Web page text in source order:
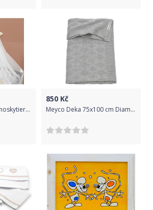
Luxusní mega set s moskytierou - Medvídek se srdíčkem ecru
850 Kč
Meyco Deka 75x100 cm Diamond